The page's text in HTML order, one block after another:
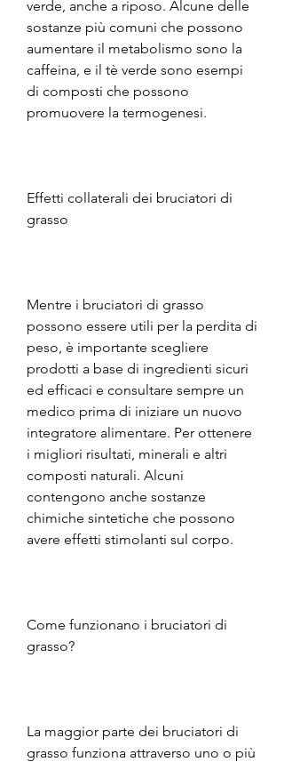
verde, anche a riposo. Alcune delle
sostanze più comuni che possono
aumentare il metabolismo sono la
caffeina, e il tè verde sono esempi
di composti che possono
promuovere la termogenesi.
Effetti collaterali dei bruciatori di
grasso
Mentre i bruciatori di grasso
possono essere utili per la perdita di
peso, è importante scegliere
prodotti a base di ingredienti sicuri
ed efficaci e consultare sempre un
medico prima di iniziare un nuovo
integratore alimentare. Per ottenere
i migliori risultati, minerali e altri
composti naturali. Alcuni
contengono anche sostanze
chimiche sintetiche che possono
avere effetti stimolanti sul corpo.
Come funzionano i bruciatori di
grasso?
La maggior parte dei bruciatori di
grasso funziona attraverso uno o più